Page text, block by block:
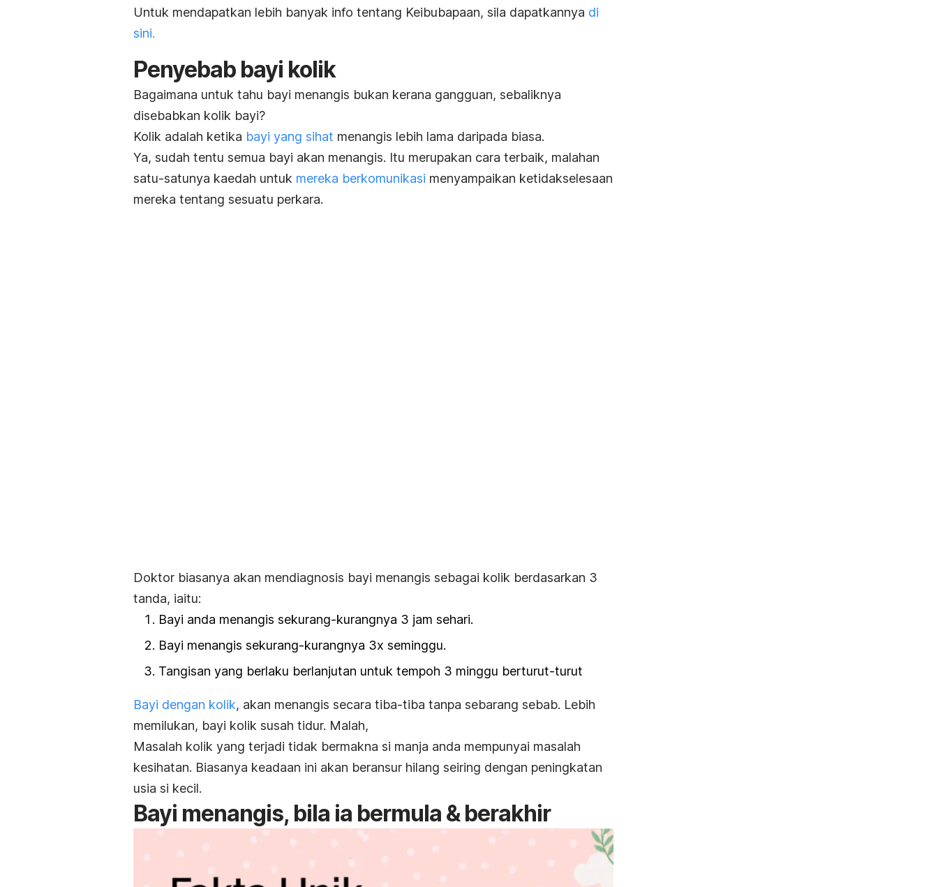
Untuk mendapatkan lebih banyak info tentang Keibubapaan, sila dapatkannya di
sini.
Penyebab bayi kolik
Bagaimana untuk tahu bayi menangis bukan kerana gangguan, sebaliknya
disebabkan kolik bayi?
Kolik adalah ketika bayi yang sihat menangis lebih lama daripada biasa.
Ya, sudah tentu semua bayi akan menangis. Itu merupakan cara terbaik, malahan
satu-satunya kaedah untuk mereka berkomunikasi menyampaikan ketidakselesaan
mereka tentang sesuatu perkara.
Doktor biasanya akan mendiagnosis bayi menangis sebagai kolik berdasarkan 3
tanda, iaitu:
Bayi anda menangis sekurang-kurangnya 3 jam sehari.
Bayi menangis sekurang-kurangnya 3x seminggu.
Tangisan yang berlaku berlanjutan untuk tempoh 3 minggu berturut-turut
Bayi dengan kolik, akan menangis secara tiba-tiba tanpa sebarang sebab. Lebih
memilukan, bayi kolik susah tidur. Malah,
Masalah kolik yang terjadi tidak bermakna si manja anda mempunyai masalah
kesihatan. Biasanya keadaan ini akan beransur hilang seiring dengan peningkatan
usia si kecil.
Bayi menangis, bila ia bermula & berakhir